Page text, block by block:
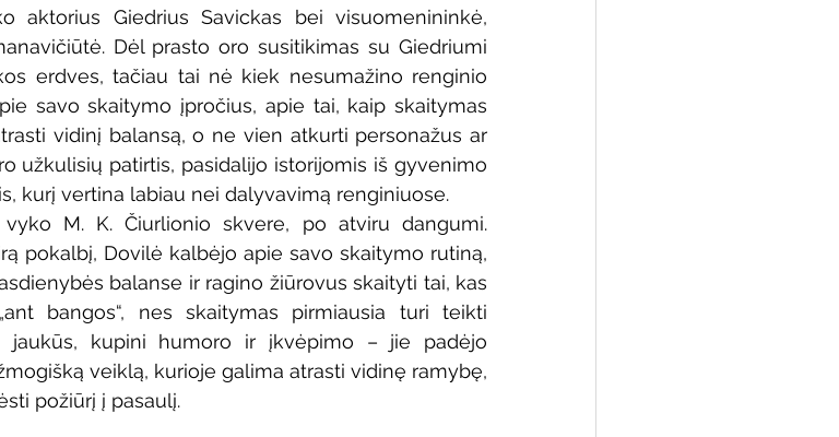
aktorius Giedrius Savickas bei visuomenininkė,
Dėl prasto oro susitikimas su Giedriumi
erdves, tačiau tai nė kiek nesumažino renginio
savo skaitymo įpročius, apie tai, kaip skaitymas
vidinį balansą, o ne vien atkurti personažus ar
užkulisių patirtis, pasidalijo istorijomis iš gyvenimo
kurį vertina labiau nei dalyvavimą renginiuose.
M. K. Čiurlionio skvere, po atviru dangumi.
pokalbį, Dovilė kalbėjo apie savo skaitymo rutiną,
balanse ir ragino žiūrovus skaityti tai, kas
bangos“, nes skaitymas pirmiausia turi teikti
jaukūs, kupini humoro ir įkvėpimo – jie padėjo
veiklą, kurioje galima atrasti vidinę ramybę,
požiūrį į pasaulį.